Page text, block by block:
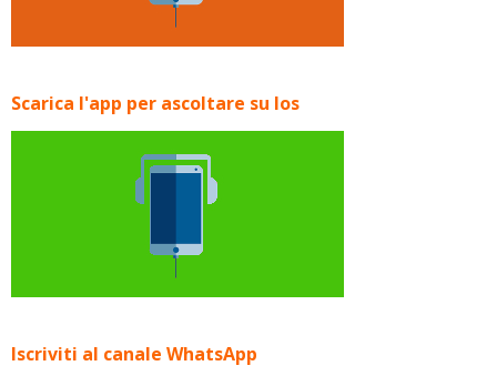
Scarica l'app per ascoltare su Ios
Iscriviti al canale WhatsApp